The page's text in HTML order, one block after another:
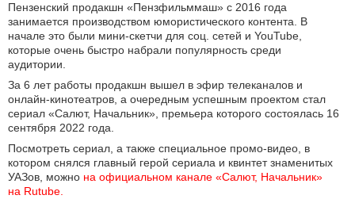
Пензенский продакшн «Пензфильммаш» с 2016 года
занимается производством юмористического контента. В
начале это были мини-скетчи для соц. сетей и YouTube,
которые очень быстро набрали популярность среди
аудитории.
За 6 лет работы продакшн вышел в эфир телеканалов и
онлайн-кинотеатров, а очередным успешным проектом стал
сериал «Салют, Начальник», премьера которого состоялась 16
сентября 2022 года.
Посмотреть сериал, а также специальное промо-видео, в
котором снялся главный герой сериала и квинтет знаменитых
УАЗов, можно на официальном канале «Салют, Начальник»
на Rutube.